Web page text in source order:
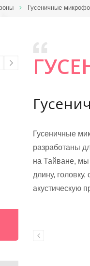
Гусеничные
Гусеничные
разработаны
на Тайване, мы
длину,
акустическую